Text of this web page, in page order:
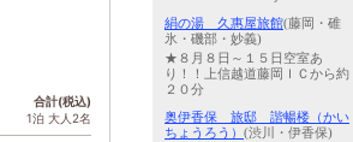
合計(税込)
1泊 大人2名
絹の湯 久惠屋旅館(藤岡・碓
氷・磯部・妙義)
★８月８日～１５日空室あ
り！！上信越道藤岡ＩＣから約
２０分
奥伊香保 旅邸 諧暢楼（かい
ちょうろう） (渋川・伊香保)